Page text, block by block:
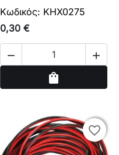
Κωδικός: KHX0275
0,30 €
 
shopping_bag
favorite_border
favorite_border